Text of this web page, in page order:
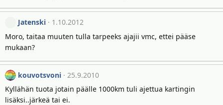
Jatenski
1.10.2012
Moro, taitaa muuten tulla tarpeeks ajajii vmc, ettei pääse
mukaan?
kouvotsvoni
25.9.2010
Kyllähän tuota jotain päälle 1000km tuli ajettua kartingin
lisäksi..järkeä tai ei.